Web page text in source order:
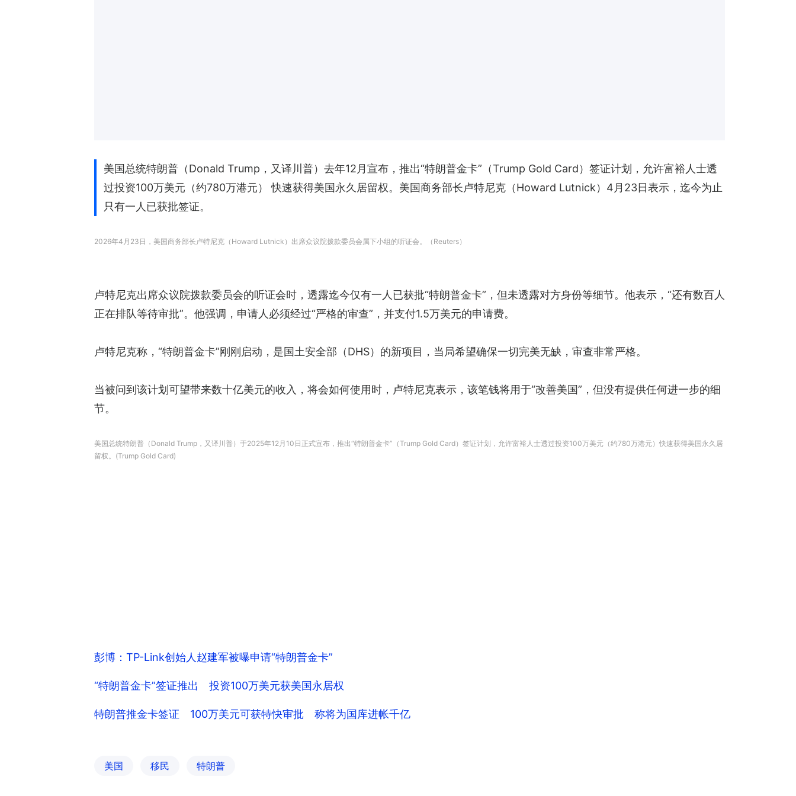
美国总统特朗普（Donald Trump，又译川普）去年12月宣布，推出“特朗普金卡”（Trump Gold Card）签证计划，允许富裕人士透
过投资100万美元（约780万港元） 快速获得美国永久居留权。美国商务部长卢特尼克（Howard Lutnick）4月23日表示，迄今为止
只有一人已获批签证。
2026年4月23日，美国商务部长卢特尼克（Howard Lutnick）出席众议院拨款委员会属下小组的听证会。（Reuters）
卢特尼克出席众议院拨款委员会的听证会时，透露迄今仅有一人已获批“特朗普金卡”，但未透露对方身份等细节。他表示，“还有数百人
正在排队等待审批”。他强调，申请人必须经过“严格的审查”，并支付1.5万美元的申请费。
卢特尼克称，“特朗普金卡”刚刚启动，是国土安全部（DHS）的新项目，当局希望确保一切完美无缺，审查非常严格。
当被问到该计划可望带来数十亿美元的收入，将会如何使用时，卢特尼克表示，该笔钱将用于“改善美国”，但没有提供任何进一步的细
节。
美国总统特朗普（Donald Trump，又译川普）于2025年12月10日正式宣布，推出“特朗普金卡”（Trump Gold Card）签证计划，允许富裕人士透过投资100万美元（约780万港元）快速获得美国永久居
留权。(Trump Gold Card)
彭博：TP-Link创始人赵建军被曝申请“特朗普金卡”
“特朗普金卡”签证推出 投资100万美元获美国永居权
特朗普推金卡签证 100万美元可获特快审批 称将为国库进帐千亿
美国 移民 特朗普